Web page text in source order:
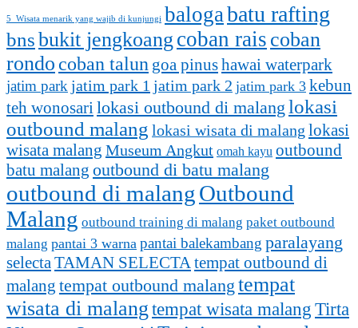
5 Wisata menarik yang wajib di kunjungi baloga batu rafting
bnsbukit jengkoang coban rais coban
rondo coban talun goa pinushawai waterpark
jatim park jatim park 1 jatim park 2 jatim park 3 kebun
teh wonosari lokasi outbound di malang lokasi
outbound malang lokasi wisata di malang lokasi
wisata malang Museum Angkut omah kayu outbound
batu malang outbound di batu malang
outbound di malangOutbound
Malang outbound training di malang paket outbound
malang pantai 3 warna pantai balekambang paralayang
selecta TAMAN SELECTA tempat outbound di
malang tempat outbound malang tempat
wisata di malangtempat wisata malangTirta